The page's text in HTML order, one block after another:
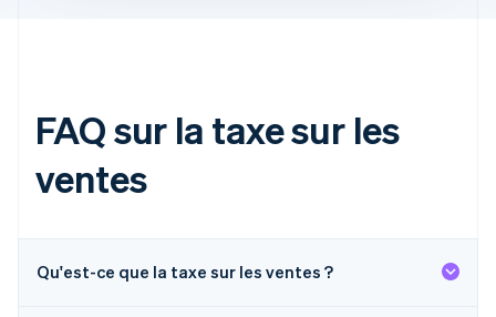
FAQ sur la taxe sur les
ventes
Qu'est-ce que la taxe sur les ventes ?
Croatie
English
Danemark
English
English
Espagne